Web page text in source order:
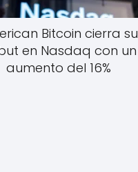
Bitcoin cierra su
en Nasdaq con un
aumento del 16%